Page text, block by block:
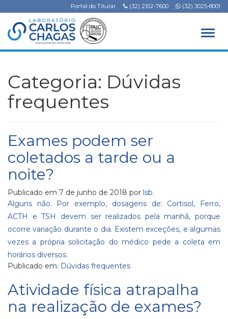
Portal do Titular (32) 2102-7600 (32) 3025-8001
Categoria: Dúvidas
frequentes
Exames podem ser
coletados a tarde ou a
noite?
Publicado em 7 de junho de 2018 por lsb.
Alguns não. Por exemplo, dosagens de: Cortisol, Ferro,
ACTH e TSH devem ser realizados pela manhã, porque
ocorre variação durante o dia. Existem exceções, e algumas
vezes a própria solicitação do médico pede a coleta em
horários diversos.
Publicado em: Dúvidas frequentes
Atividade física atrapalha
na realização de exames?